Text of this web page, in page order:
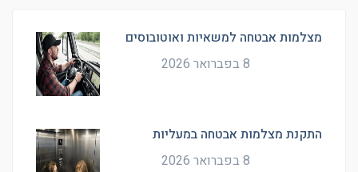
מצלמות אבטחה למשאיות ואוטובוסים
8 בפברואר 2026
התקנת מצלמות אבטחה במעליות
8 בפברואר 2026